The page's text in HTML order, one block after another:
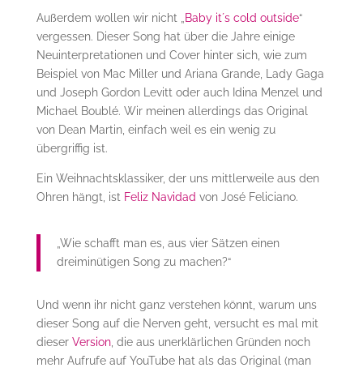
Außerdem wollen wir nicht „Baby it´s cold outside“
vergessen. Dieser Song hat über die Jahre einige
Neuinterpretationen und Cover hinter sich, wie zum
Beispiel von Mac Miller und Ariana Grande, Lady Gaga
und Joseph Gordon Levitt oder auch Idina Menzel und
Michael Boublé. Wir meinen allerdings das Original
von Dean Martin, einfach weil es ein wenig zu
übergriffig ist.
Ein Weihnachtsklassiker, der uns mittlerweile aus den
Ohren hängt, ist Feliz Navidad von José Feliciano.
„Wie schafft man es, aus vier Sätzen einen
dreiminütigen Song zu machen?“
Und wenn ihr nicht ganz verstehen könnt, warum uns
dieser Song auf die Nerven geht, versucht es mal mit
dieser Version, die aus unerklärlichen Gründen noch
mehr Aufrufe auf YouTube hat als das Original (man